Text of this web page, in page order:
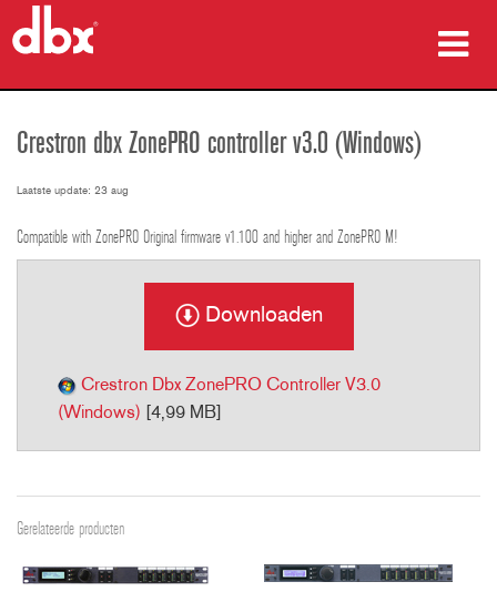
Crestron dbx ZonePRO controller v3.0 (Windows)
Laatste update: 23 aug
Compatible with ZonePRO Original firmware v1.100 and higher and ZonePRO M!
Downloaden
Crestron Dbx ZonePRO Controller V3.0
(Windows) [4,99 MB]
Gerelateerde producten